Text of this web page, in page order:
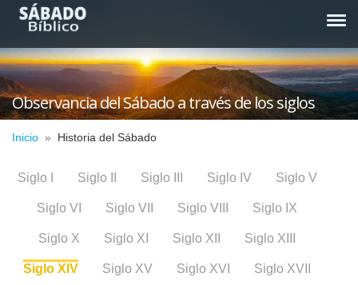
Observancia del Sábado a través de los siglos
Inicio Historia del Sábado
Siglo I Siglo II Siglo III Siglo IV Siglo V
Siglo VI Siglo VII Siglo VIII Siglo IX
Siglo X Siglo XI Siglo XII Siglo XIII
Siglo XIV Siglo XV Siglo XVI Siglo XVII